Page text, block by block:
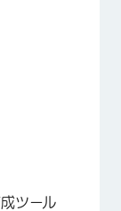
ツール